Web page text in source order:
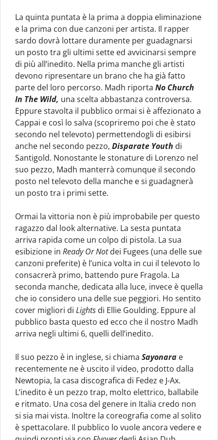
La quinta puntata è la prima a doppia eliminazione
e la prima con due canzoni per artista. Il rapper
sardo dovrà lottare duramente per guadagnarsi
un posto tra gli ultimi sette ed avvicinarsi sempre
di più all’inedito. Nella prima manche gli artisti
devono ripresentare un brano che ha già fatto
parte del loro percorso. Madh riporta No Church
In The Wild, una scelta abbastanza controversa.
Eppure stavolta il pubblico ormai si è affezionato a
Cappai e così lo salva (scopriremo poi che è stato
secondo nel televoto) permettendogli di esibirsi
anche nel secondo pezzo, Disparate Youth di
Santigold. Nonostante le stonature di Lorenzo nel
suo pezzo, Madh manterrà comunque il secondo
posto nel televoto della manche e si guadagnerà
un posto tra i primi sette.
Ormai la vittoria non è più improbabile per questo
ragazzo dal look alternative. La sesta puntata
arriva rapida come un colpo di pistola. La sua
esibizione in Ready Or Notdei Fugees (una delle sue
canzoni preferite) è l’unica volta in cui il televoto lo
consacrerà primo, battendo pure Fragola. La
seconda manche, dedicata alla luce, invece è quella
che io considero una delle sue peggiori. Ho sentito
cover migliori di Lights di Ellie Goulding. Eppure al
pubblico basta questo ed ecco che il nostro Madh
arriva negli ultimi 6, quelli dell’inedito.
Il suo pezzo è in inglese, si chiama Sayonara e
recentemente ne è uscito il video, prodotto dalla
Newtopia, la casa discografica di Fedez e J-Ax.
L’inedito è un pezzo trap, molto elettrico, ballabile
e ritmato. Una cosa del genere in Italia credo non
si sia mai vista. Inoltre la coreografia come al solito
è spettacolare. Il pubblico lo vuole ancora vedere e